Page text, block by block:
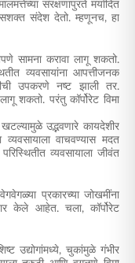
संरक्षणापुरते मर्यादित
सशक्त संदेश देतो. म्हणूनच, हा
सामना करावा लागू शकतो.
व्यवसायांना आपत्तीजनक
उपकरणे नष्ट झाली तर.
लागू शकतो. परंतु कॉर्पोरेट विमा
उद्भवणारे कायदेशीर
व्यवसायाला वाचवण्यास मदत
व्यवसायाला जीवंत
वेगवेगळ्या प्रकारच्या जोखमींना
केले आहेत. चला, कॉर्पोरेट
उद्योगांमध्ये, चुकांमुळे गंभीर